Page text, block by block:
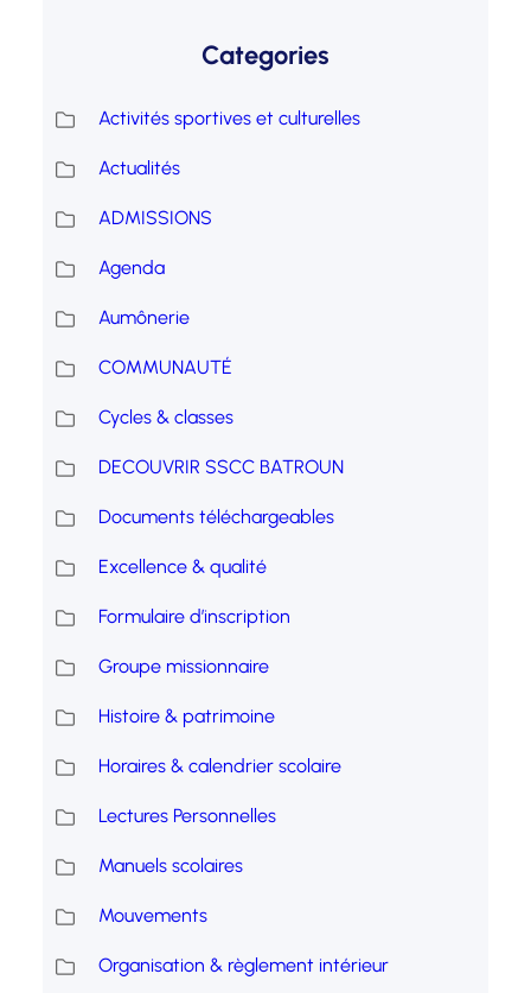
Categories
Activités sportives et culturelles
Actualités
ADMISSIONS
Agenda
Aumônerie
COMMUNAUTÉ
Cycles & classes
DECOUVRIR SSCC BATROUN
Documents téléchargeables
Excellence & qualité
Formulaire d’inscription
Groupe missionnaire
Histoire & patrimoine
Horaires & calendrier scolaire
Lectures Personnelles
Manuels scolaires
Mouvements
Organisation & règlement intérieur